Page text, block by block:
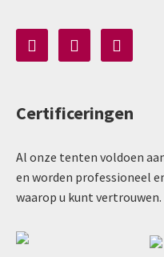
Certificeringen
Al onze tenten voldoen
en worden professioneel
waarop u kunt vertrouwen.